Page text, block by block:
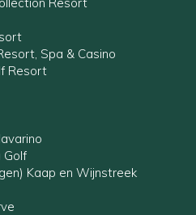
Spa & Casino
Resort
Golf
Kaap en Wijnstreek